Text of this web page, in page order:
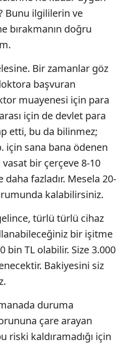
Bunu ilgililerin ve
bırakmanın doğru
Bir zamanlar göz
başvuran
muayenesi için para
için de devlet para
etti, bu da bilinmez;
için sana bana ödenen
vasat bir çerçeve 8-10
daha fazladır. Mesela 20-
kalabilirsiniz.
türlü türlü cihaz
bir işitme
bin TL olabilir. Size 3.000
Bakiyesini siz
duruma
çare arayan
riski kaldıramadığı için